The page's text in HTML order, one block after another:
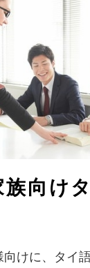
族向け
けに、タイ